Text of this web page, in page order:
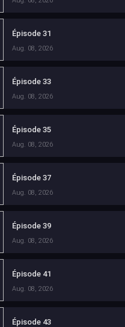
Épisode 31
Aug. 08, 2026
Épisode 33
Aug. 08, 2026
Épisode 35
Aug. 08, 2026
Épisode 37
Aug. 08, 2026
Épisode 39
Aug. 08, 2026
Épisode 41
Aug. 08, 2026
Épisode 43